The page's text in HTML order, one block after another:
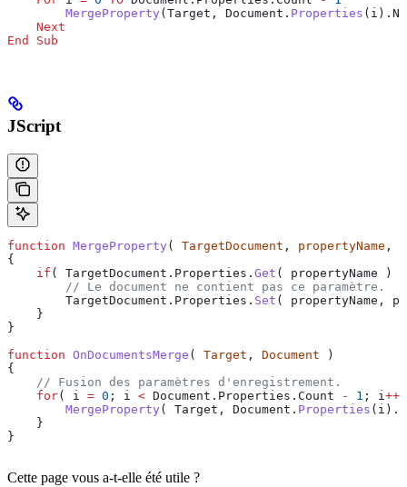
        MergeProperty
(Target , Document. Properties ( i
    Next
End Sub
JScript
function MergeProperty ( TargetDocument , propertyName ,
{
    if
( TargetDocument . Properties . Get ( propertyName )
        // Le document ne contient pas ce paramètre.
        TargetDocument
. Properties . Set ( propertyName ,
    }
}
function OnDocumentsMerge ( Target , Document )
{
    // Fusion des paramètres d'enregistrement.
    for
( i = 0 ; i < Document . Properties . Count - 1 ; i++
        MergeProperty
( Target , Document . Properties ( i ).
    }
}
Cette page vous a-t-elle été utile ?